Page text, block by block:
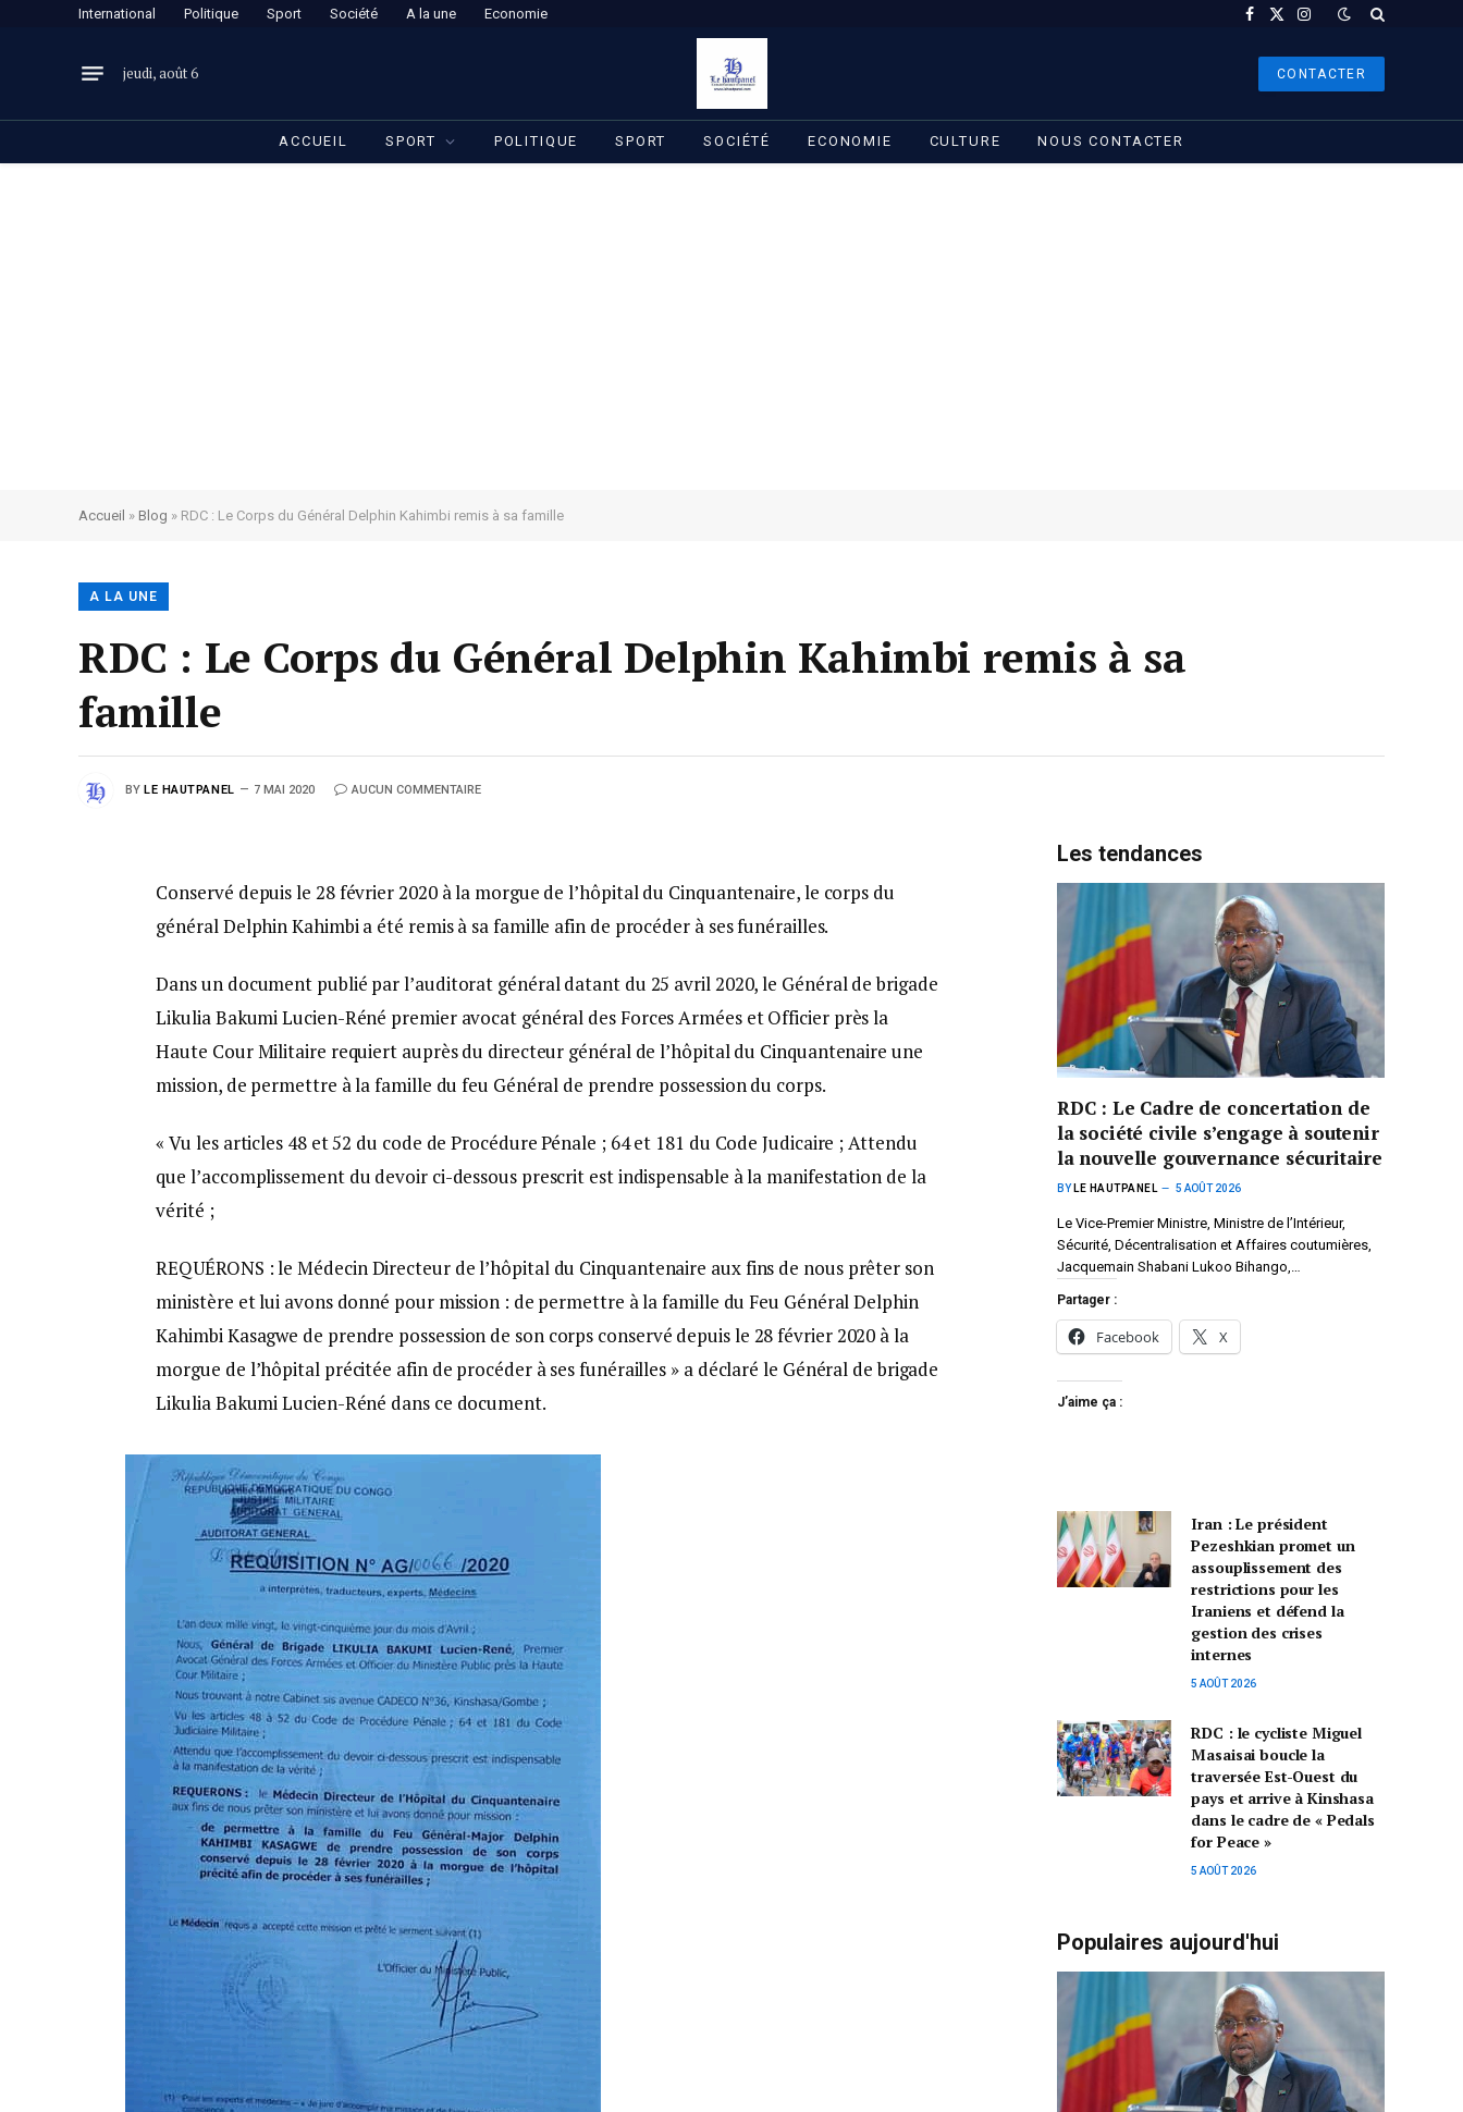
International Politique Sport Société A la une Economie Facebook
X
Instagram
jeudi, août 6 CONTACTER
ACCUEIL SPORT POLITIQUE SPORT SOCIÉTÉ ECONOMIE CULTURE NOUS CONTACTER
Accueil » Blog » RDC : Le Corps du Général Delphin Kahimbi remis à sa famille
A LA UNE
RDC : Le Corps du Général Delphin Kahimbi remis à sa
famille
BY LE HAUTPANEL 7 MAI 2020 AUCUN COMMENTAIRE
Conservé depuis le 28 février 2020 à la morgue de l’hôpital du Cinquantenaire, le corps du
général Delphin Kahimbi a été remis à sa famille afin de procéder à ses funérailles.
Dans un document publié par l’auditorat général datant du 25 avril 2020, le Général de brigade
Likulia Bakumi Lucien-Réné premier avocat général des Forces Armées et Officier près la
Haute Cour Militaire requiert auprès du directeur général de l’hôpital du Cinquantenaire une
mission, de permettre à la famille du feu Général de prendre possession du corps.
« Vu les articles 48 et 52 du code de Procédure Pénale ; 64 et 181 du Code Judicaire ; Attendu
que l’accomplissement du devoir ci-dessous prescrit est indispensable à la manifestation de la
vérité ;
REQUÉRONS : le Médecin Directeur de l’hôpital du Cinquantenaire aux fins de nous prêter son
ministère et lui avons donné pour mission : de permettre à la famille du Feu Général Delphin
Kahimbi Kasagwe de prendre possession de son corps conservé depuis le 28 février 2020 à la
morgue de l’hôpital précitée afin de procéder à ses funérailles » a déclaré le Général de brigade
Likulia Bakumi Lucien-Réné dans ce document.
Les tendances
RDC : Le Cadre de concertation de
la société civile s’engage à soutenir
la nouvelle gouvernance sécuritaire
BY LE HAUTPANEL 5 AOÛT 2026
Le Vice-Premier Ministre, Ministre de l’Intérieur,
Sécurité, Décentralisation et Affaires coutumières,
Jacquemain Shabani Lukoo Bihango,…
Partager :
Facebook X
J’aime ça :
Iran : Le président
Pezeshkian promet un
assouplissement des
restrictions pour les
Iraniens et défend la
gestion des crises
internes
5 AOÛT 2026
RDC : le cycliste Miguel
Masaisai boucle la
traversée Est-Ouest du
pays et arrive à Kinshasa
dans le cadre de « Pedals
for Peace »
5 AOÛT 2026
Populaires aujourd'hui